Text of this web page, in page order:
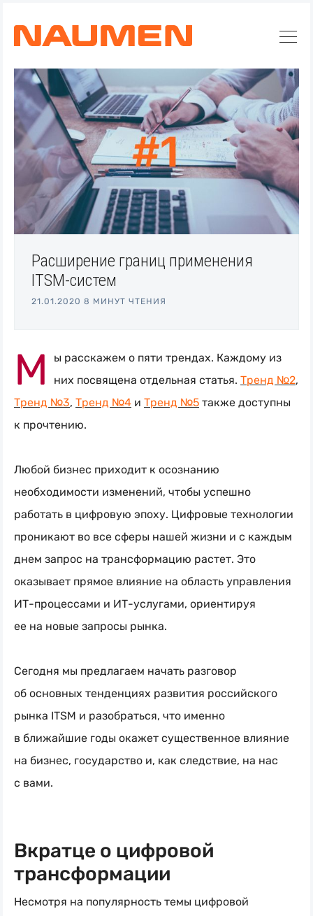
Искать
Блог
Naumen:
ITAM,
мониторинг
и
автоматизация
Расширение границ применения
ITSM-систем
21.01.2020 8 МИНУТ ЧТЕНИЯ
М
ы расскажем о пяти трендах. Каждому из
них посвящена отдельная статья. Тренд №2,
Тренд №3, Тренд №4 и Тренд №5 также доступны
к прочтению.
Любой бизнес приходит к осознанию
необходимости изменений, чтобы успешно
работать в цифровую эпоху. Цифровые технологии
проникают во все сферы нашей жизни и с каждым
днем запрос на трансформацию растет. Это
оказывает прямое влияние на область управления
ИТ-процессами и ИТ-услугами, ориентируя
ее на новые запросы рынка.
Сегодня мы предлагаем начать разговор
об основных тенденциях развития российского
рынка ITSM и разобраться, что именно
в ближайшие годы окажет существенное влияние
на бизнес, государство и, как следствие, на нас
с вами.
Вкратце о цифровой
трансформации
Несмотря на популярность темы цифровой